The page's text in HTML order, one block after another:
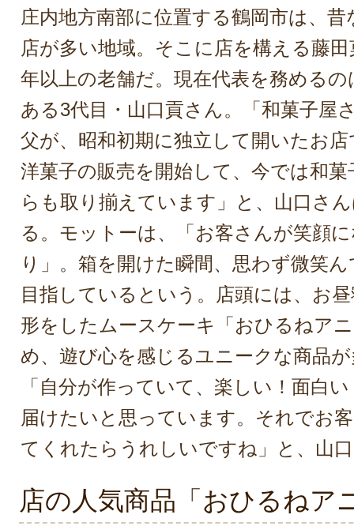
庄内地方南部に位置する鶴岡市は、
店が多い地域。そこに店を構える藤
年以上の老舗だ。現在代表を務める
ある3代目・山口貢さん。「和菓子屋
父が、昭和初期に独立して開いたお
洋菓子の販売を開始して、今では和
らも取り揃えています」と、山口さ
る。モットーは、「お客さんが笑顔
り」。箱を開けた瞬間、思わず微笑
目指しているという。店頭には、お
形をしたムースケーキ「おひるねア
め、遊び心を感じるユニークな商品
「自分が作っていて、楽しい！面白
届けたいと思っています。それでお
てくれたらうれしいですね」と、山
店の人気商品「おひるねア